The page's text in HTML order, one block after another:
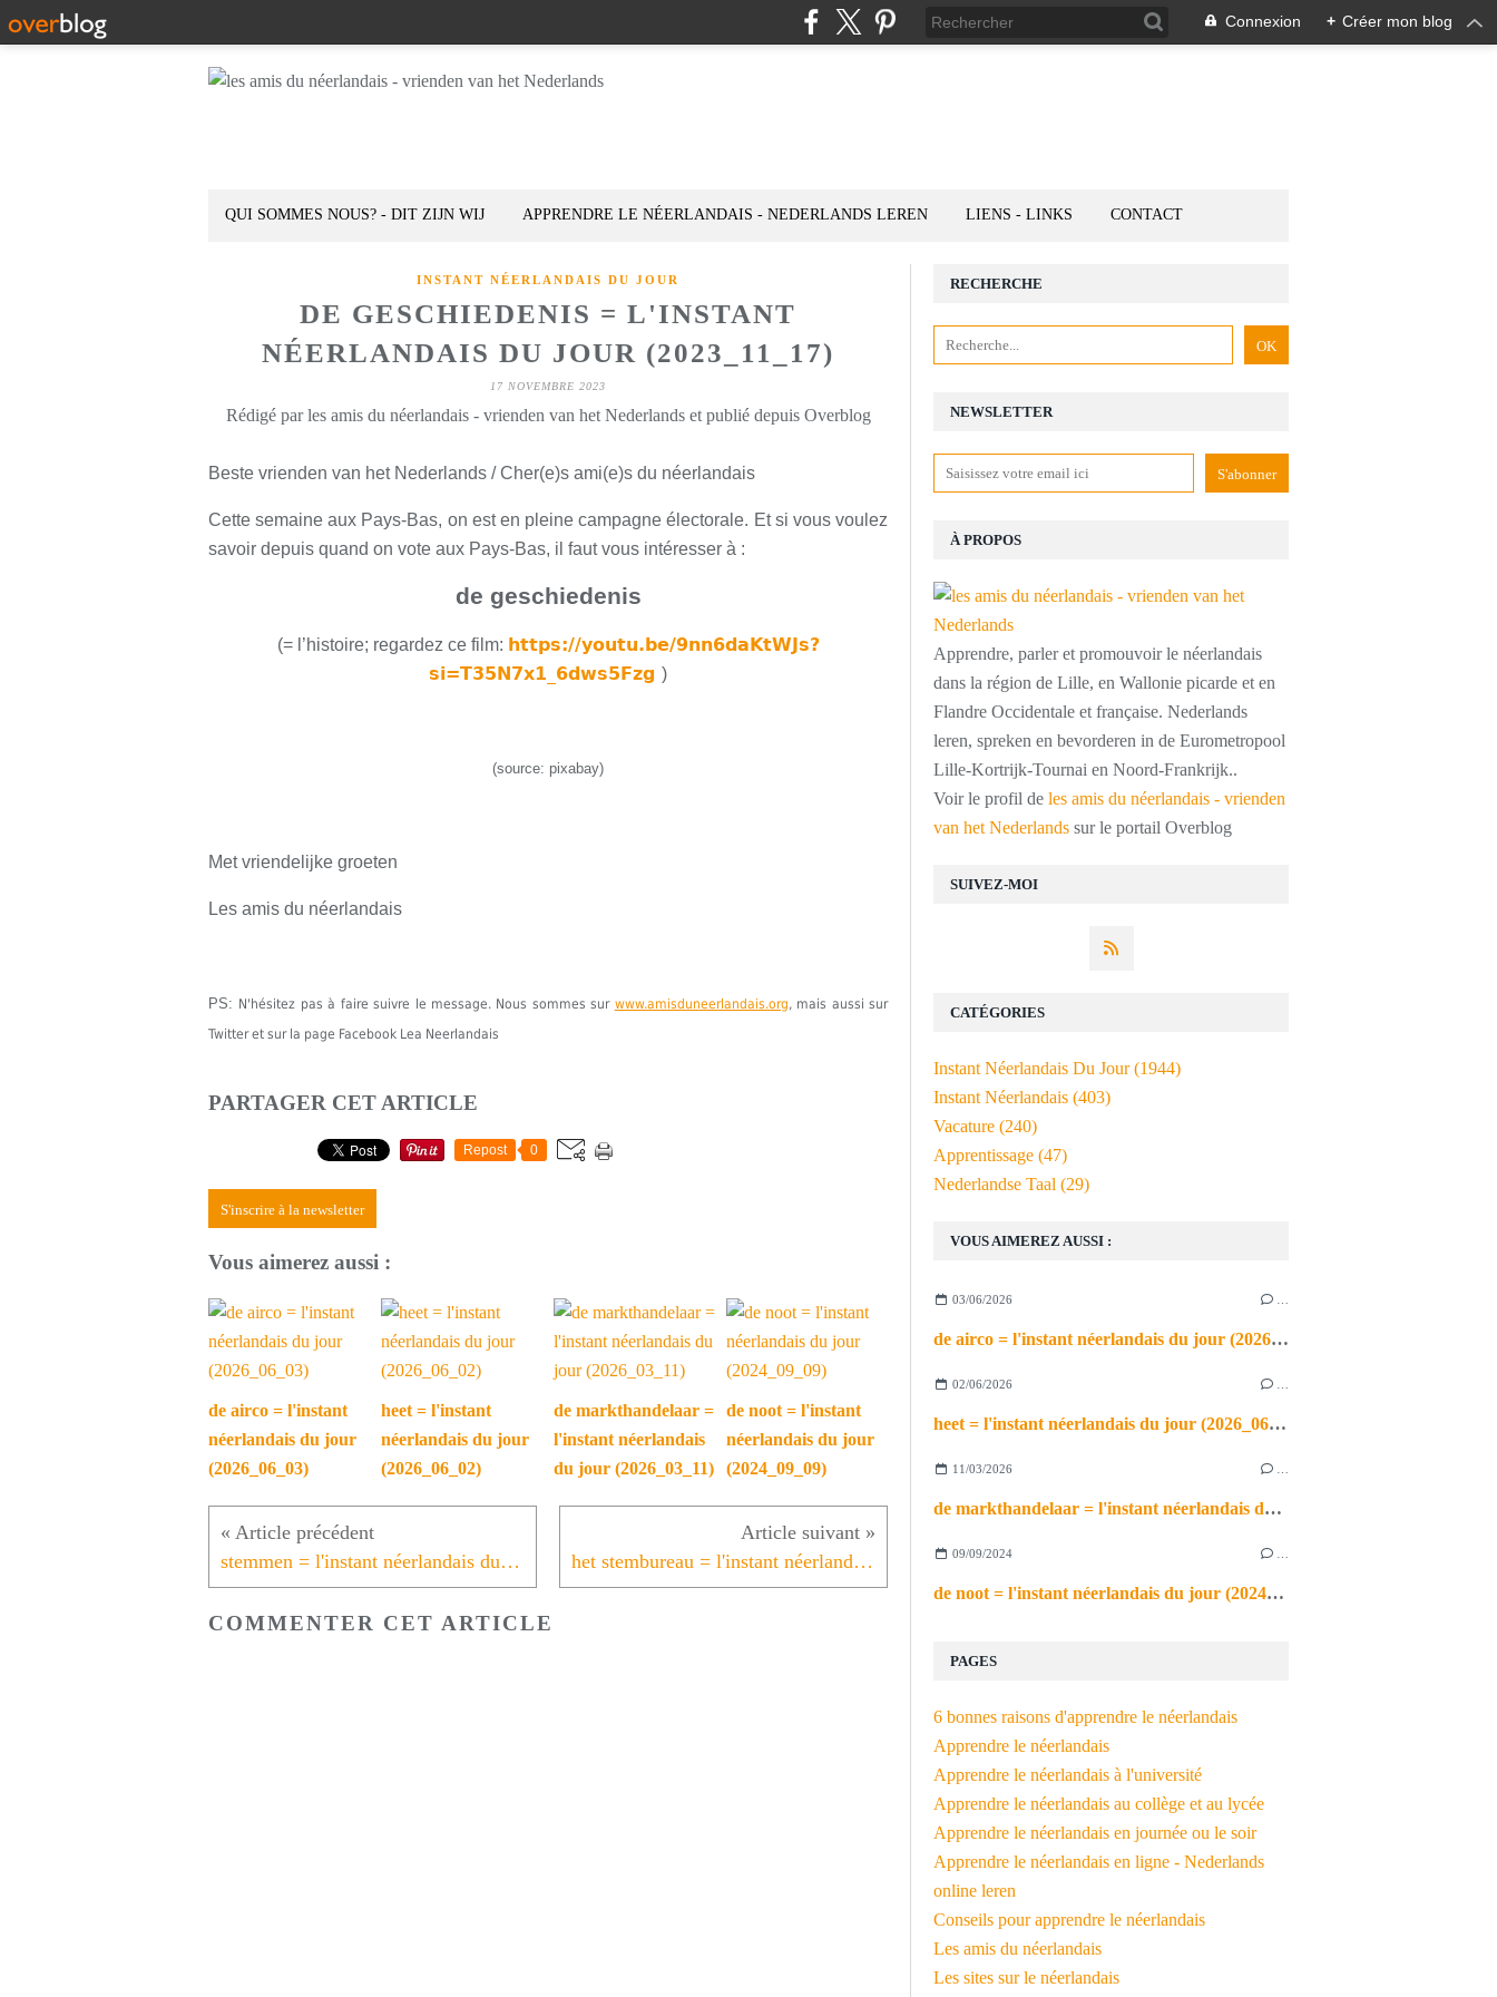
Connexion + Créer mon blog
QUI SOMMES NOUS? - DIT ZIJN WIJ APPRENDRE LE NÉERLANDAIS - NEDERLANDS LEREN LIENS - LINKS CONTACT
INSTANT NÉERLANDAIS DU JOUR
DE GESCHIEDENIS = L'INSTANT
NÉERLANDAIS DU JOUR (2023_11_17)
17 NOVEMBRE 2023
Rédigé par les amis du néerlandais - vrienden van het Nederlands et publié depuis Overblog
Beste vrienden van het Nederlands / Cher(e)s ami(e)s du néerlandais
Cette semaine aux Pays-Bas, on est en pleine campagne électorale. Et si vous voulez
savoir depuis quand on vote aux Pays-Bas, il faut vous intéresser à :
de geschiedenis
(= l’histoire; regardez ce film: https://youtu.be/9nn6daKtWJs?
si=T35N7x1_6dws5Fzg )
(source: pixabay)
Met vriendelijke groeten
Les amis du néerlandais
PS: N'hésitez pas à faire suivre le message. Nous sommes sur www.amisduneerlandais.org, mais aussi sur
Twitter et sur la page Facebook Lea Neerlandais
PARTAGER CET ARTICLE
Repost 0
S'inscrire à la newsletter
Vous aimerez aussi :
de airco = l'instant
néerlandais du jour
(2026_06_03)
heet = l'instant
néerlandais du jour
(2026_06_02)
de markthandelaar =
l'instant néerlandais
du jour (2026_03_11)
de noot = l'instant
néerlandais du jour
(2024_09_09)
stemmen = l'instant néerlandais du jour (2023_11_16) het stembureau = l'instant néerlandais du jour (2023_11_20)
COMMENTER CET ARTICLE
NEWSLETTER
SUIVEZ-MOI
RECHERCHE
À PROPOS
Apprendre, parler et promouvoir le néerlandais
dans la région de Lille, en Wallonie picarde et en
Flandre Occidentale et française. Nederlands
leren, spreken en bevorderen in de Eurometropool
Lille-Kortrijk-Tournai en Noord-Frankrijk..
Voir le profil de les amis du néerlandais - vrienden
van het Nederlands sur le portail Overblog
VOUS AIMEREZ AUSSI :
03/06/2026
de airco = l'instant néerlandais du jour (2026_06_03)
02/06/2026
heet = l'instant néerlandais du jour (2026_06_02)
11/03/2026
de markthandelaar = l'instant néerlandais du jour (2026_03_11)
09/09/2024
de noot = l'instant néerlandais du jour (2024_09_09)
PAGES
6 bonnes raisons d'apprendre le néerlandais
Apprendre le néerlandais
Apprendre le néerlandais à l'université
Apprendre le néerlandais au collège et au lycée
Apprendre le néerlandais en journée ou le soir
Apprendre le néerlandais en ligne - Nederlands
online leren
Conseils pour apprendre le néerlandais
Les amis du néerlandais
Les sites sur le néerlandais
CATÉGORIES
Instant Néerlandais Du Jour(1944)
Instant Néerlandais (403)
Vacature (240)
Apprentissage (47)
Nederlandse Taal (29)